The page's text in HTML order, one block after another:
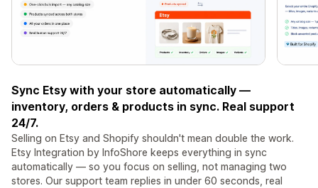
Sync Etsy with your store automatically —
inventory, orders & products in sync. Real support
24/7.
Selling on Etsy and Shopify shouldn't mean double the work.
Etsy Integration by InfoShore keeps everything in sync
automatically — so you focus on selling, not managing two
stores. Our support team replies in under 60 seconds, real